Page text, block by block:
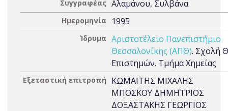
Συγγραφέας Αλαμάνου, Συλβάνα
Ημερομηνία 1995
Ίδρυμα Αριστοτέλειο Πανεπιστήμιο
Θεσσαλονίκης (ΑΠΘ). Σχολή
Επιστημών. Τμήμα Χημείας
Εξεταστική επιτροπή
ΚΩΜΑΙΤΗΣ ΜΙΧΑΛΗΣ
ΜΠΟΣΚΟΥ ΔΗΜΗΤΡΙΟΣ
ΔΟΞΑΣΤΑΚΗΣ ΓΕΩΡΓΙΟΣ